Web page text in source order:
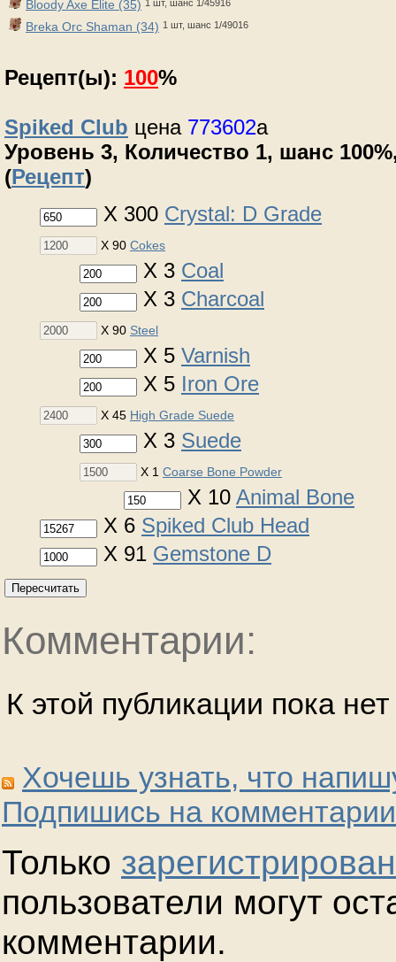
Bloody Axe Elite (35) 1 шт, шанс 1/45916
Breka Orc Shaman (34) 1 шт, шанс 1/49016
Рецепт(ы): 100%
Spiked Club цена 773602a
Уровень 3, Количество 1, шанс
(Рецепт)
X 300 Crystal: D Grade
X 90 Cokes
X 3 Coal
X 3 Charcoal
X 90 Steel
X 5 Varnish
X 5 Iron Ore
X 45 High Grade Suede
X 3 Suede
X 1 Coarse Bone Powder
X 10 Animal Bone
X 6 Spiked Club Head
X 91 Gemstone D
Пересчитать
Комментарии:
К этой публикации пока
Хочешь узнать, что
Подпишись на
Только
пользователи могут
комментарии.